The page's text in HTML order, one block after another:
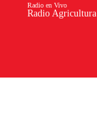
Radio Agricultura
Radio en Vivo